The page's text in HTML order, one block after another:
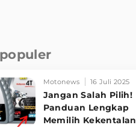
Motonews 16 Juli 2025
Jangan Salah Pilih!
Panduan Lengkap
Memilih Kekentalan